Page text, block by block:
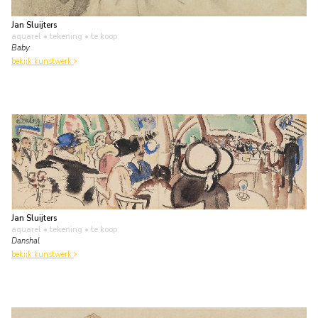
Jan Sluijters
aquarel • tekening • te koop
Baby
bekijk kunstwerk
Jan Sluijters
aquarel • tekening • te koop
Danshal
bekijk kunstwerk